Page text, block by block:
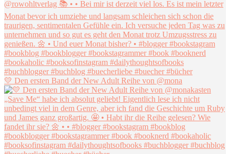
💛 Den ersten Band der New Adult Reihe von @mona